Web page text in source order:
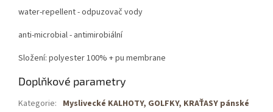
water-repellent - odpuzovač vody
anti-microbial - antimirobiální
Složení: polyester 100% + pu membrane
Doplňkové parametry
Kategorie: Myslivecké KALHOTY, GOLFKY, KRAŤASY pánské